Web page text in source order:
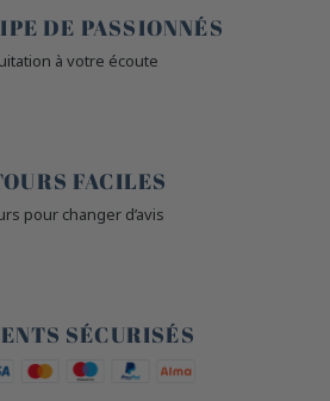
DE PASSIONNÉS
à votre écoute
FACILES
pour changer d’avis
SÉCURISÉS